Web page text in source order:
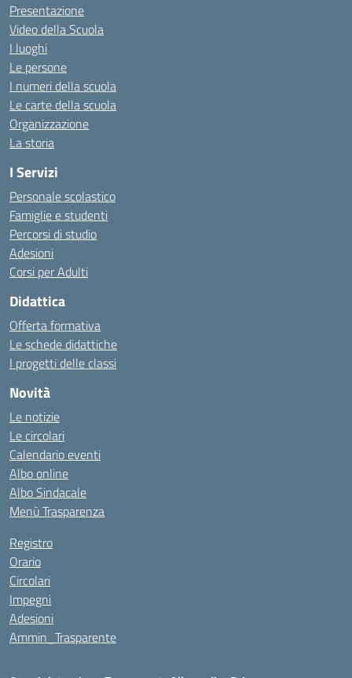
Presentazione
Video della Scuola
I luoghi
Le persone
I numeri della scuola
Le carte della scuola
Organizzazione
La storia
I Servizi
Personale scolastico
Famiglie e studenti
Percorsi di studio
Adesioni
Corsi per Adulti
Didattica
Offerta formativa
Le schede didattiche
I progetti delle classi
Novità
Le notizie
Le circolari
Calendario eventi
Albo online
Albo Sindacale
Menù Trasparenza
Registro
Orario
Circolari
Impegni
Adesioni
Ammin_Trasparente